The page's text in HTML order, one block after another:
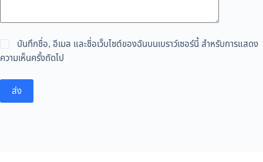
บันทึกชื่อ, อีเมล และชื่อเว็บไซต์ของฉันบนเบราว์เซอร์นี้ สำหรับการแสดง
ความเห็นครั้งถัดไป
ส่ง